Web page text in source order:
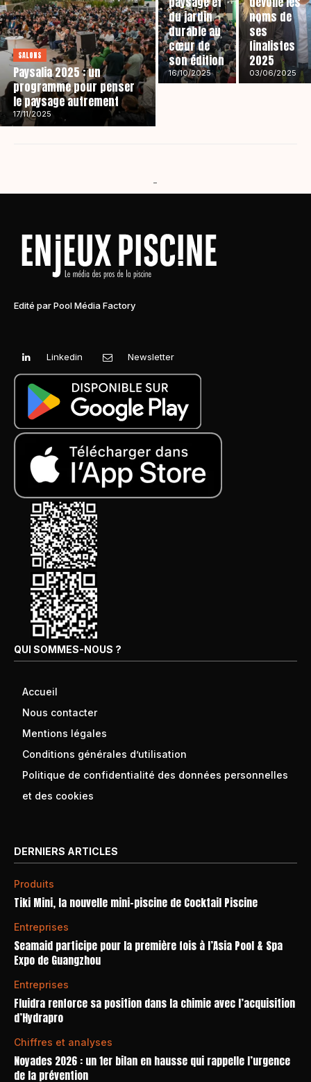
SALONS
Paysalia 2025 : un
programme pour penser
le paysage autrement
17/11/2025
du jardin
durable au
cœur de
son édition
16/10/2025
noms de
ses
finalistes
2025
03/06/2025
-
Edité par Pool Média Factory
Linkedin Newsletter
QUI SOMMES-NOUS ?
Accueil
Nous contacter
Mentions légales
Conditions générales d’utilisation
Politique de confidentialité des données personnelles
et des cookies
DERNIERS ARTICLES
Produits
Tiki Mini, la nouvelle mini-piscine de Cocktail Piscine
Entreprises
Seamaid participe pour la première fois à l’Asia Pool & Spa
Expo de Guangzhou
Entreprises
Fluidra renforce sa position dans la chimie avec l’acquisition
d’Hydrapro
Chiffres et analyses
Noyades 2026 : un 1er bilan en hausse qui rappelle l’urgence
de la prévention